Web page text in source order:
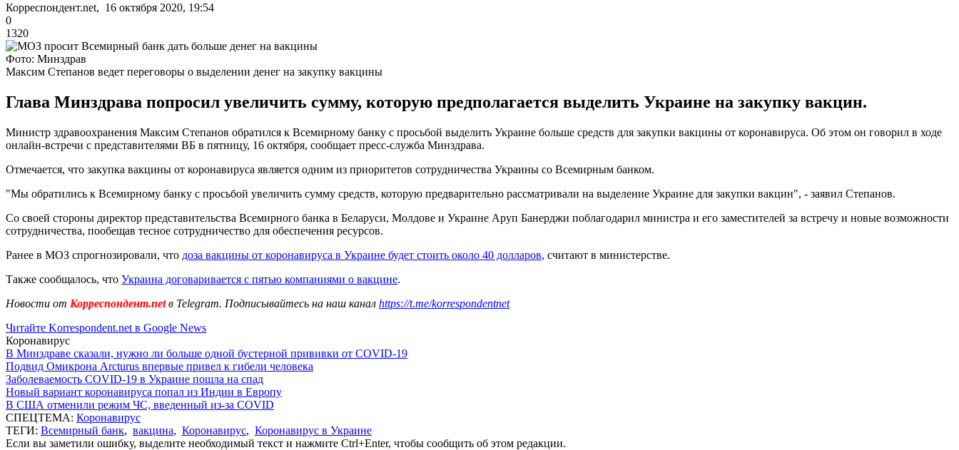
Корреспондент.net, 16 октября 2020, 19:54
0
1320
Фото: Минздрав
Максим Степанов ведет переговоры о выделении денег на закупку вакцины
Глава Минздрава попросил увеличить сумму, которую предполагается выделить Украине на закупку вакцин.
Министр здравоохранения Максим Степанов обратился к Всемирному банку с просьбой выделить Украине больше средств для закупки вакцины от коронавируса. Об этом он говорил в ходе
онлайн-встречи с представителями ВБ в пятницу, 16 октября, сообщает пресс-служба Минздрава.
Отмечается, что закупка вакцины от коронавируса является одним из приоритетов сотрудничества Украины со Всемирным банком.
"Мы обратились к Всемирному банку с просьбой увеличить сумму средств, которую предварительно рассматривали на выделение Украине для закупки вакцин", - заявил Степанов.
Со своей стороны директор представительства Всемирного банка в Беларуси, Молдове и Украине Аруп Банерджи поблагодарил министра и его заместителей за встречу и новые возможности
сотрудничества, пообещав тесное сотрудничество для обеспечения ресурсов.
Ранее в МОЗ спрогнозировали, что доза вакцины от коронавируса в Украине будет стоить около 40 долларов, считают в министерстве.
Также сообщалось, что Украина договаривается с пятью компаниями о вакцине.
Новости от Корреспондент.netв Telegram. Подписывайтесь на наш канал https://t.me/korrespondentnet
Читайте Korrespondent.net в Google News
Коронавирус
В Минздраве сказали, нужно ли больше одной бустерной прививки от COVID-19
Подвид Омикрона Arcturus впервые привел к гибели человека
Заболеваемость COVID-19 в Украине пошла на спад
Новый вариант коронавируса попал из Индии в Европу
В США отменили режим ЧС, введенный из-за COVID
СПЕЦТЕМА: Коронавирус
ТЕГИ: Всемирный банк, вакцина, Коронавирус, Коронавирус в Украине
Если вы заметили ошибку, выделите необходимый текст и нажмите Ctrl+Enter, чтобы сообщить об этом редакции.